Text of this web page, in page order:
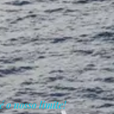
o nosso limite!